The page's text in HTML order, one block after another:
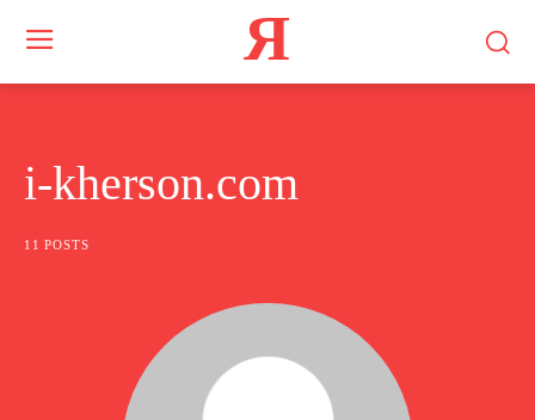
Я
i-kherson.com
11 POSTS